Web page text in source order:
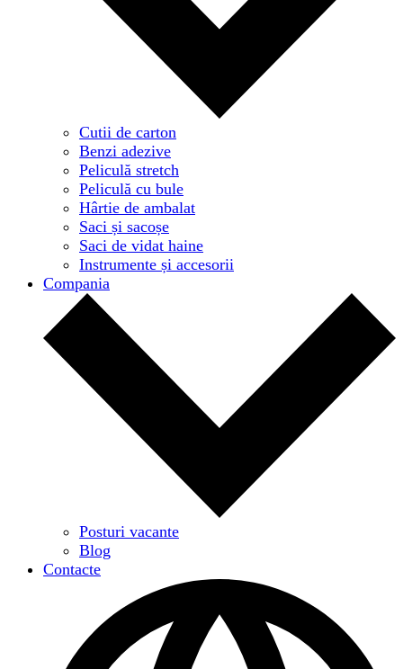
Cutii de carton
Benzi adezive
Peliculă stretch
Peliculă cu bule
Hârtie de ambalat
Saci și sacoșe
Saci de vidat haine
Instrumente și accesorii
Compania
Posturi vacante
Blog
Contacte